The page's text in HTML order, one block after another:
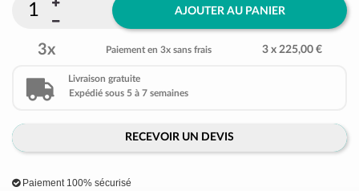
AJOUTER AU PANIER
3x Paiement en 3x sans frais 3 x 225,00 €
Livraison gratuite
Expédié sous 5 à 7 semaines
RECEVOIR UN DEVIS
Paiement 100% sécurisé